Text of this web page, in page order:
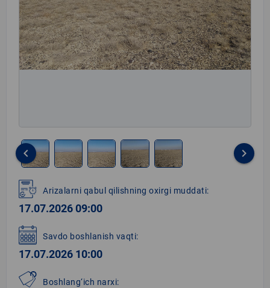
1
of
5
keyboard_arrow_left keyboard_arrow_right
Arizalarni qabul qilishning oxirgi muddati:
17.07.2026 09:00
Savdo boshlanish vaqti:
17.07.2026 10:00
Boshlang‘ich narxi: